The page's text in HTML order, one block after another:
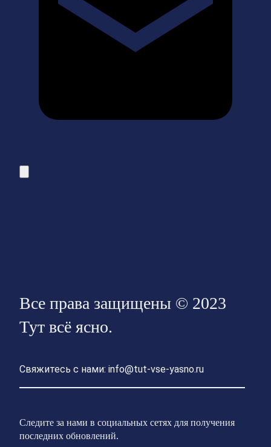
Все права защищены © 2023
Тут всё ясно.
Свяжитесь с нами: info@tut-vse-yasno.ru
Следите за нами в социальных сетях для получения
последних обновлений.